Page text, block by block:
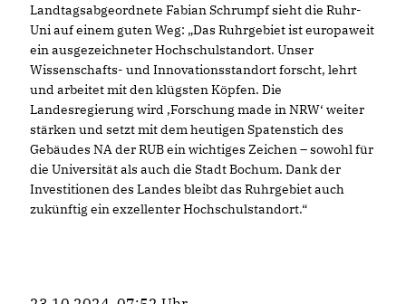
Landtagsabgeordnete Fabian Schrumpf sieht die Ruhr-
Uni auf einem guten Weg: „Das Ruhrgebiet ist europaweit
ein ausgezeichneter Hochschulstandort. Unser
Wissenschafts- und Innovationsstandort forscht, lehrt
und arbeitet mit den klügsten Köpfen. Die
Landesregierung wird ‚Forschung made in NRW‘ weiter
stärken und setzt mit dem heutigen Spatenstich des
Gebäudes NA der RUB ein wichtiges Zeichen – sowohl für
die Universität als auch die Stadt Bochum. Dank der
Investitionen des Landes bleibt das Ruhrgebiet auch
zukünftig ein exzellenter Hochschulstandort.“